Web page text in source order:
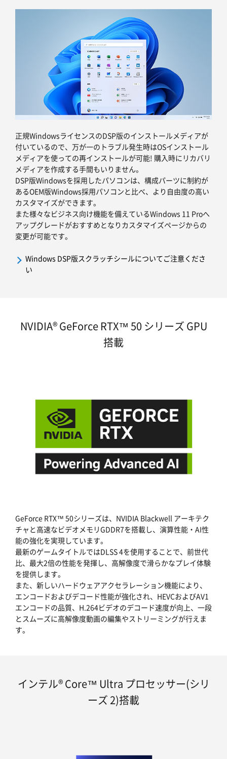
正規WindowsライセンスのDSP版のインストールメディアが
付いているので、万が一のトラブル発生時はOSインストール
メディアを使っての再インストールが可能! 購入時にリカバリ
メディアを作成する手間もいりません。
DSP版Windowsを採用したパソコンは、構成パーツに制約が
あるOEM版Windows採用パソコンと比べ、より自由度の高い
カスタマイズができます。
また様々なビジネス向け機能を備えているWindows 11 Proへ
アップグレードがおすすめとなりカスタマイズページからの
変更が可能です。
Windows DSP版スクラッチシールについてご注意くださ
い
NVIDIA® GeForce RTX™ 50 シリーズ GPU
搭載
GeForce RTX™ 50シリーズは、NVIDIA Blackwell アーキテク
チャと高速なビデオメモリGDDR7を搭載し、演算性能・AI性
能の強化を実現しています。
最新のゲームタイトルではDLSS 4を使用することで、前世代
比、最大2倍の性能を発揮し、高解像度で滑らかなプレイ体験
を提供します。
また、新しいハードウェアアクセラレーション機能により、
エンコードおよびデコード性能が強化され、HEVCおよびAV1
エンコードの品質、H.264ビデオのデコード速度が向上、一段
とスムーズに高解像度動画の編集やストリーミングが行えま
す。
インテル® Core™ Ultra プロセッサー(シリ
ーズ 2)搭載